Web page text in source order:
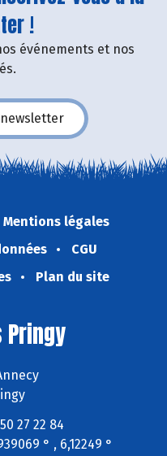
!
événements et nos
Mentions légales
CGU
Plan du site
27 22 84
° , 6,12249 °